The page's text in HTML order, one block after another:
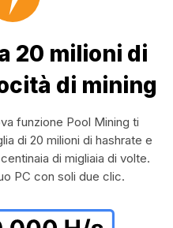
20 milioni di
di mining
funzione Pool Mining ti
di 20 milioni di hashrate e
di migliaia di volte.
PC con soli due clic.